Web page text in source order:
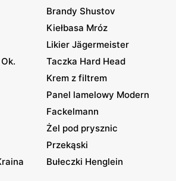
Brandy Shustov
Kiełbasa Mróz
Likier Jägermeister
Taczka Hard Head
Krem z filtrem
Panel lamelowy Modern
Fackelmann
Żel pod prysznic
Przekąski
Bułeczki Henglein